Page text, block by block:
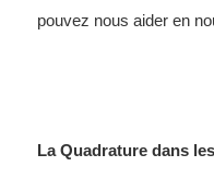
pouvez nous aider en
La Quadrature dans